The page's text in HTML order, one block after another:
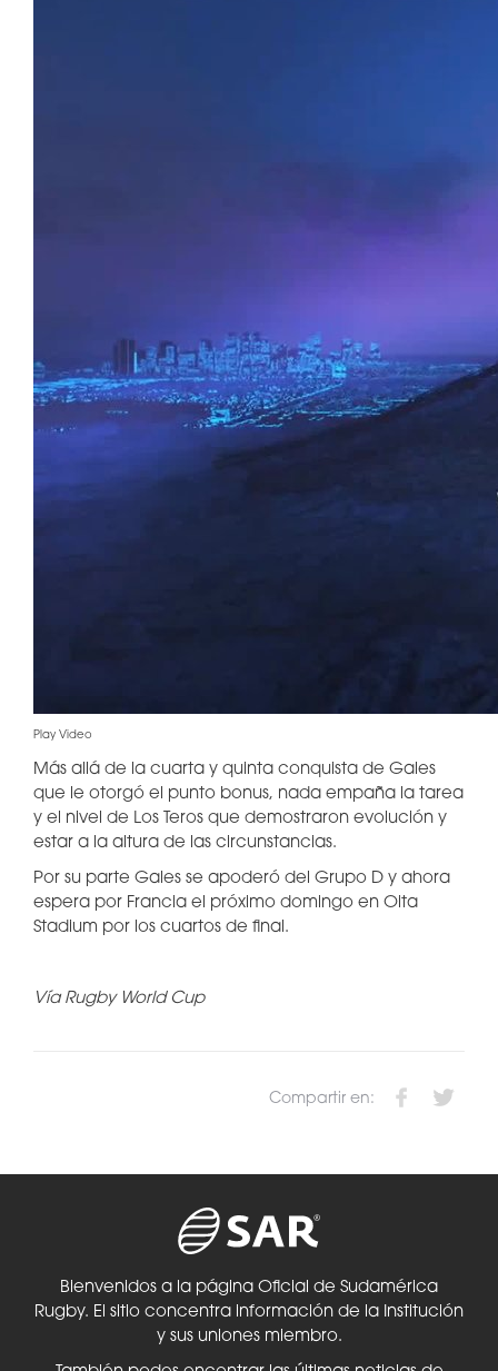
Play Video
Más allá de la cuarta y quinta conquista de Gales
que le otorgó el punto bonus, nada empaña la tarea
y el nivel de Los Teros que demostraron evolución y
estar a la altura de las circunstancias.
Por su parte Gales se apoderó del Grupo D y ahora
espera por Francia el próximo domingo en Oita
Stadium por los cuartos de final.
Vía Rugby World Cup
Compartir en:
Bienvenidos a la página Oficial de Sudamérica
Rugby. El sitio concentra información de la Institución
y sus uniones miembro.